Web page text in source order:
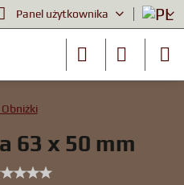
Panel użytkownika
Obniżki
63 x 50 mm